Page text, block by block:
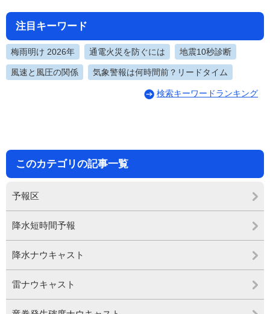
注目キーワード
梅雨明け 2026年 通電火災を防ぐには 地震10秒診断
風速と風圧の関係 気象警報は何時間前？リードタイム
検索キーワードランキング
このカテゴリの記事一覧
予報区
降水短時間予報
降水ナウキャスト
雷ナウキャスト